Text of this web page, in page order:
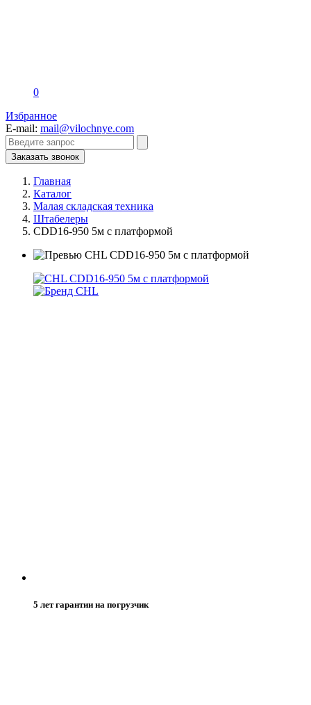
0
Избранное
E-mail: mail@vilochnye.com
Заказать звонок
Главная
Каталог
Малая складская техника
Штабелеры
CDD16-950 5м с платформой
5 лет гарантии на погрузчик